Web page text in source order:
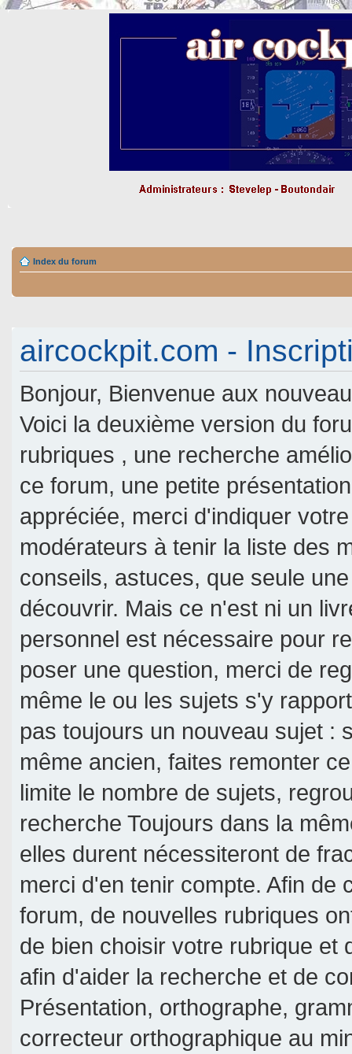
Index du forum
aircockpit.com -
Bonjour, Bienvenue aux
Voici la deuxième version du
rubriques , une recherche
ce forum, une petite
appréciée, merci d'indiquer
modérateurs à tenir la liste des
conseils, astuces, que seule
découvrir. Mais ce n'est ni un
personnel est nécessaire pour
poser une question, merci de
même le ou les sujets s'y
pas toujours un nouveau sujet :
même ancien, faites remonter
limite le nombre de sujets,
recherche Toujours dans la
elles durent nécessiteront de
merci d'en tenir compte. Afin de
forum, de nouvelles rubriques
de bien choisir votre rubrique et
afin d'aider la recherche et de
Présentation, orthographe,
correcteur orthographique au